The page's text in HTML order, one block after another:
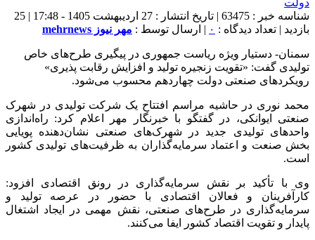
شناسه خبر : 63475 | تاریخ انتشار : 27 اردیبهشت 1405 - 17:48 | 25
بازدید | تعداد دیدگاه : ۰ | ارسال توسط : مهر نیوز mehrnews
سمنان- دستیار ویژه ریاست جمهوری در پیگیری طرح‌های خاص
تولیدی گفت: «تقویت زنجیره تولید و افزایش رقابت پذیری»
رویکردهای صنعتی دولت چهاردهم محسوب می‌شود.
محمد نوری در حاشیه مراسم افتتاح یک شرکت تولیدی در شهرک
صنعتی ایوانکی، در گفتگو با خبرنگار مهر اعلام کرد: راه‌اندازی
واحدهای تولیدی جدید در شهرک‌های صنعتی نشان‌دهنده پویایی
بخش صنعت و اعتماد سرمایه‌گذاران به ظرفیت‌های تولیدی کشور
است.
وی با تأکید بر نقش سرمایه‌گذاری در رونق اقتصادی افزود:
کارآفرینان و فعالان اقتصادی با حضور در عرصه تولید و
سرمایه‌گذاری در طرح‌های صنعتی، نقش مهمی در ایجاد اشتغال
پایدار و تقویت اقتصاد کشور ایفا می‌کنند.